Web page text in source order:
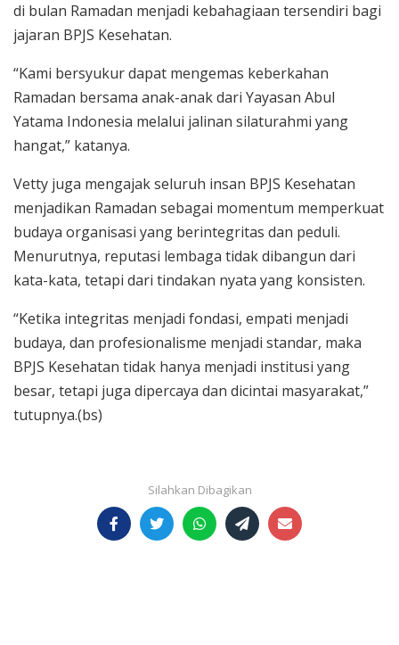
di bulan Ramadan menjadi kebahagiaan tersendiri bagi
jajaran BPJS Kesehatan.
“Kami bersyukur dapat mengemas keberkahan
Ramadan bersama anak-anak dari Yayasan Abul
Yatama Indonesia melalui jalinan silaturahmi yang
hangat,” katanya.
Vetty juga mengajak seluruh insan BPJS Kesehatan
menjadikan Ramadan sebagai momentum memperkuat
budaya organisasi yang berintegritas dan peduli.
Menurutnya, reputasi lembaga tidak dibangun dari
kata-kata, tetapi dari tindakan nyata yang konsisten.
“Ketika integritas menjadi fondasi, empati menjadi
budaya, dan profesionalisme menjadi standar, maka
BPJS Kesehatan tidak hanya menjadi institusi yang
besar, tetapi juga dipercaya dan dicintai masyarakat,”
tutupnya.(bs)